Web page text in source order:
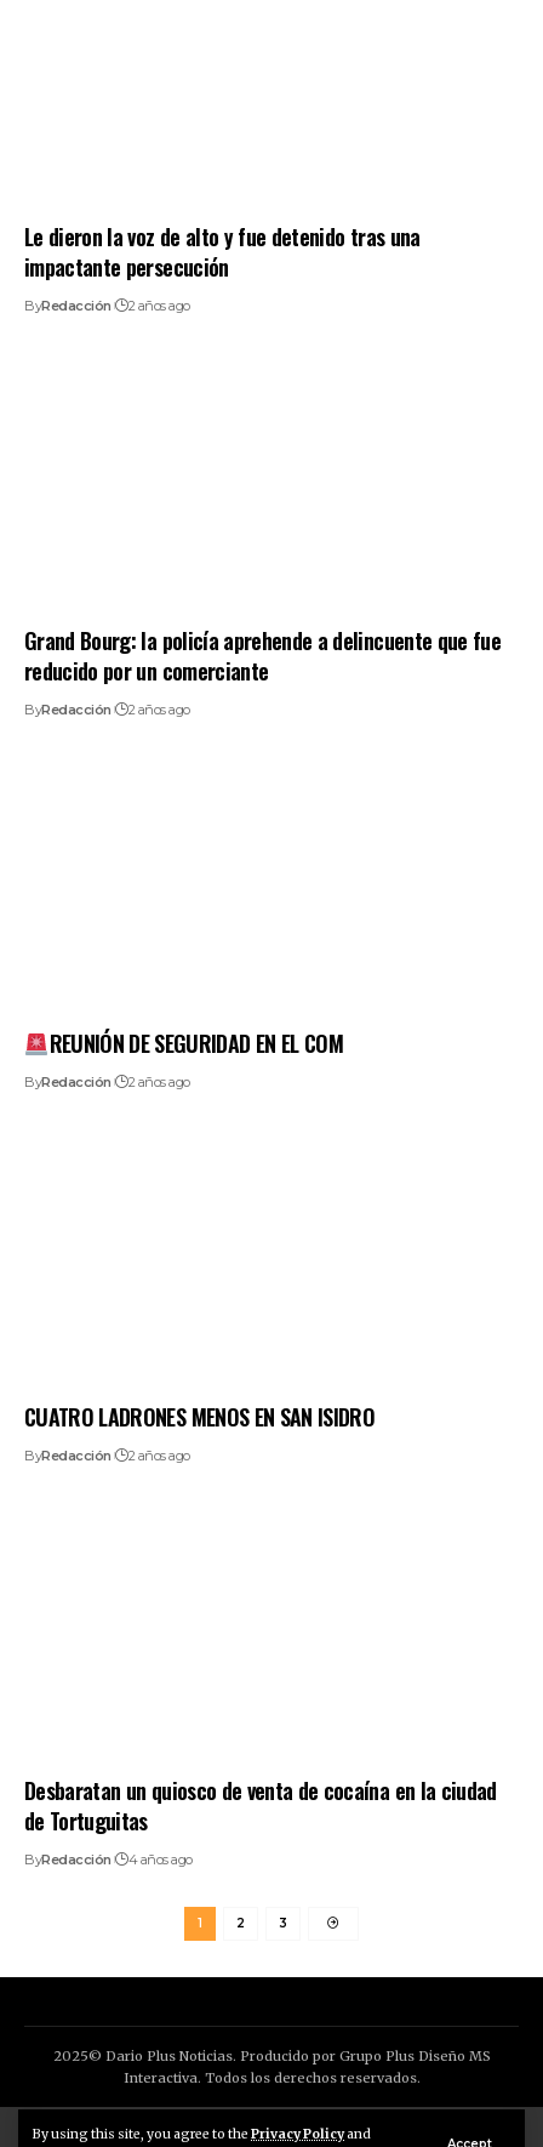
By using this site, you agree to the Privacy Policyand
Le dieron la voz de alto y fue detenido tras una
impactante persecución
ByRedacción 2 años ago
Grand Bourg: la policía aprehende a delincuente que fue
reducido por un comerciante
ByRedacción 2 años ago
REUNIÓN DE SEGURIDAD EN EL COM
ByRedacción 2 años ago
CUATRO LADRONES MENOS EN SAN ISIDRO
ByRedacción 2 años ago
Desbaratan un quiosco de venta de cocaína en la ciudad
de Tortuguitas
ByRedacción 4 años ago
1 2 3
2025© Dario Plus Noticias. Producido por Grupo Plus Diseño MS
Interactiva. Todos los derechos reservados.
Aviso Legal Política de Privacidad